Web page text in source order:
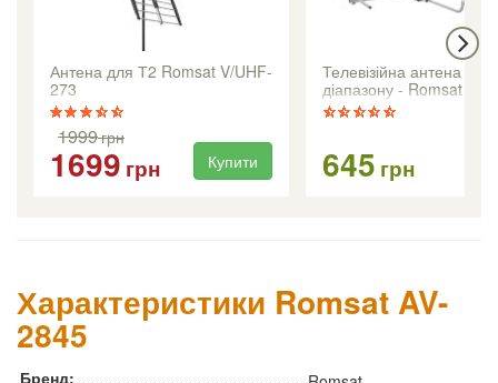
Антена для Т2 Romsat V/UHF-
273
1999грн
1699 грн Купити
Телевізійна антена МВ2
діапазону - Romsat
645 грн
Характеристики Romsat AV-
2845
Бренд: